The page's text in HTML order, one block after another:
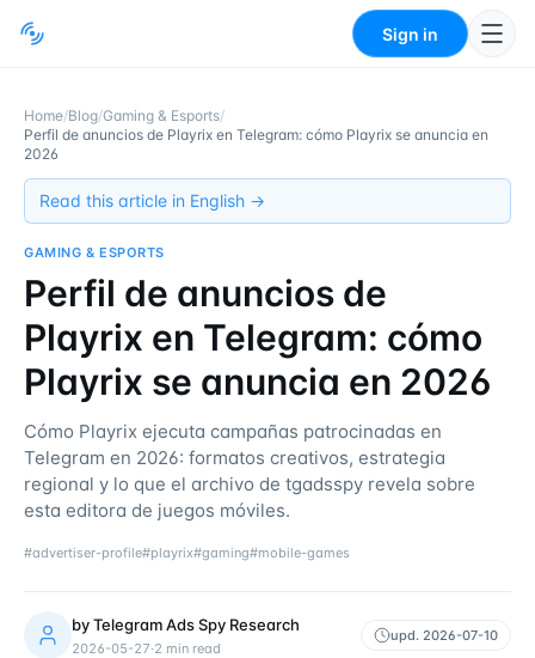
Sign in
Home/Blog/Gaming & Esports/
Perfil de anuncios de Playrix en Telegram: cómo Playrix se anuncia en
2026
Read this article in English →
GAMING & ESPORTS
Perfil de anuncios de
Playrix en Telegram: cómo
Playrix se anuncia en 2026
Cómo Playrix ejecuta campañas patrocinadas en
Telegram en 2026: formatos creativos, estrategia
regional y lo que el archivo de tgadsspy revela sobre
esta editora de juegos móviles.
#advertiser-profile#playrix#gaming#mobile-games
byTelegram Ads Spy Research
2026-05-27·2 min read
upd. 2026-07-10